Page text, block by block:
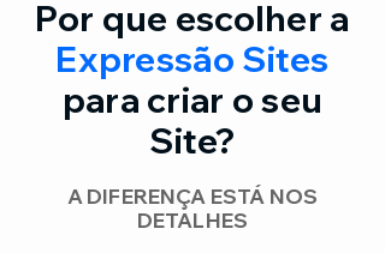
Por que escolher a
Expressão Sites
para criar o seu
Site?
A DIFERENÇA ESTÁ NOS
DETALHES